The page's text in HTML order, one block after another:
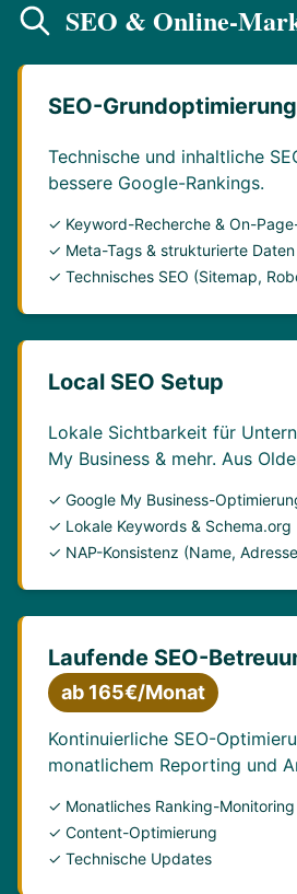
SEO & Online-
SEO-Grundoptimierung
Technische und inhaltliche
bessere Google-Rankings.
✓ Keyword-Recherche & On-
✓ Meta-Tags & strukturierte Daten
✓ Technisches SEO (Sitemap,
Local SEO Setup
Lokale Sichtbarkeit für
My Business & mehr. Aus
✓ Google My Business-
✓ Lokale Keywords & Schema.org
✓ NAP-Konsistenz (Name,
Laufende SEO-
ab 165€/Monat
Kontinuierliche SEO-
monatlichem Reporting und
✓ Monatliches Ranking-Monitoring
✓ Content-Optimierung
✓ Technische Updates